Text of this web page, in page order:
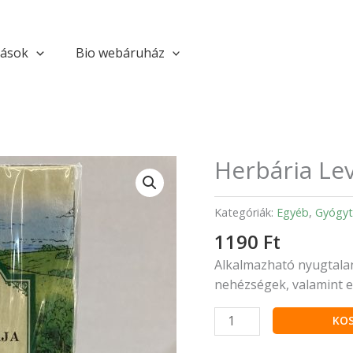
Bio webáruház
Herbária
Kategóriák: Egyéb,
1190 Ft
Alkalmazható
nehézségek, valamint
Herbária
Levendulavirág
filteres
mennyiség